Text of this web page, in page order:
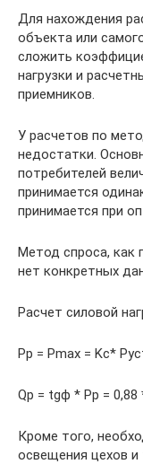
Для нахождения
объекта или
сложить
нагрузки и
приемников.
У расчетов по
недостатки.
потребителей
принимается
принимается при
Метод спроса, как
нет конкретных
Расчет силовой
Pp = Pmax = Kc*
Qp = tgф * Pp = 0,88
Кроме того,
освещения цехов и